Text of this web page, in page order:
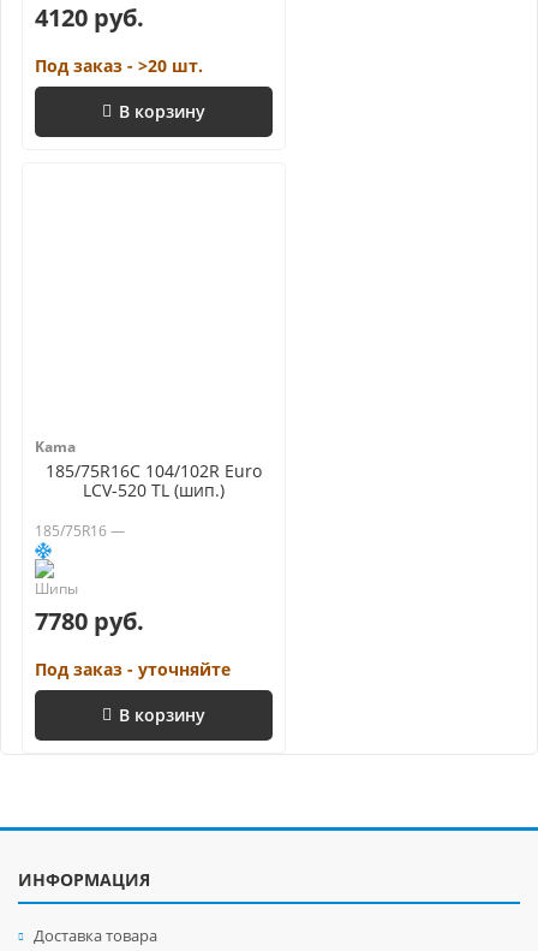
4120 руб.
Под заказ - >20 шт.
В корзину
Kama
185/75R16C 104/102R Euro
LCV-520 TL (шип.)
185/75R16 —
7780 руб.
Под заказ - уточняйте
В корзину
ИНФОРМАЦИЯ
Доставка товара